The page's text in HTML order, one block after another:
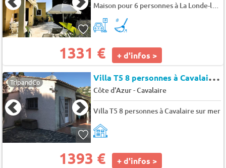
Maison pour 6 personnes à La Londe-les-Maures - 6 pers. - 90m2 - TV
1331 € + d'infos >
TripandCo V
illa T5 8 personnes à Cavalaire sur mer
Côte d'Azur-Cavalaire
Villa T5 8 personnes à Cavalaire sur mer
1393 € + d'infos >